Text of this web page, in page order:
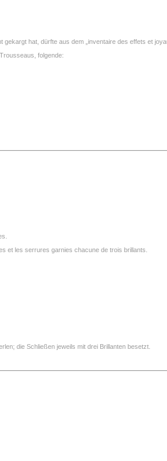
hat, dürfte aus dem „inventaire des effets et
folgende:
et les serrures garnies chacune de trois brillants.
die Schließen jeweils mit drei Brillanten besetzt.